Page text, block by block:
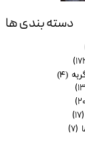
دسته بندی ها
(۴)
(۱۷)
(۷)